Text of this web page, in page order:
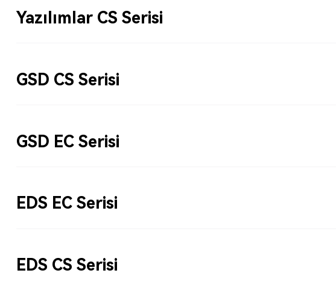
Yazılımlar CS Serisi
GSD CS Serisi
GSD EC Serisi
EDS EC Serisi
EDS CS Serisi